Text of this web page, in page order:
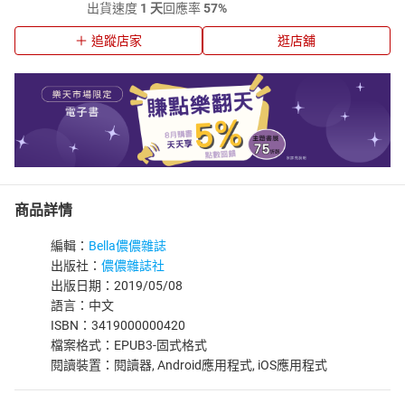
出貨速度 1 天回應率57%
追蹤店家 逛店舖
商品詳情
編輯： Bella儂儂雜誌
出版社： 儂儂雜誌社
出版日期：2019/05/08
語言：中文
ISBN：3419000000420
檔案格式：EPUB3-固式格式
閱讀裝置：閱讀器, Android應用程式, iOS應用程式